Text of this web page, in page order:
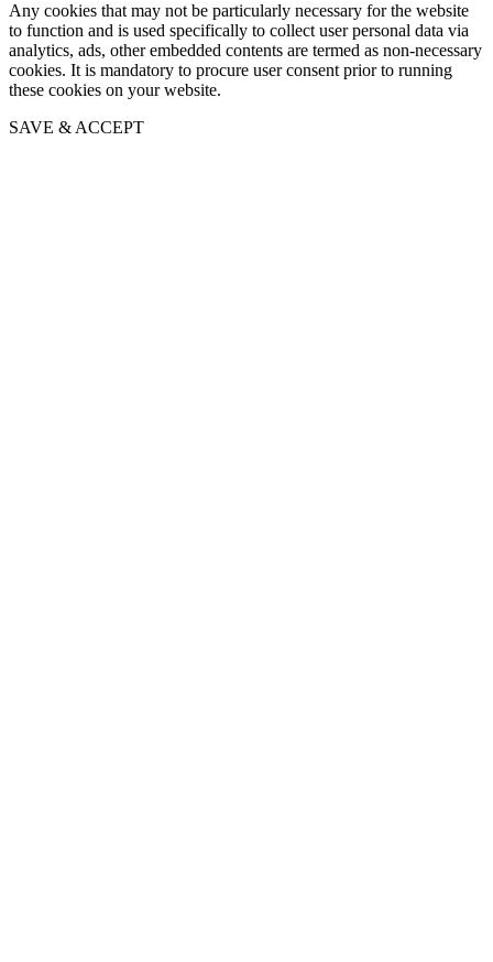
Any cookies that may not be particularly necessary for the website
to function and is used specifically to collect user personal data via
analytics, ads, other embedded contents are termed as non-necessary
cookies. It is mandatory to procure user consent prior to running
these cookies on your website.
SAVE & ACCEPT